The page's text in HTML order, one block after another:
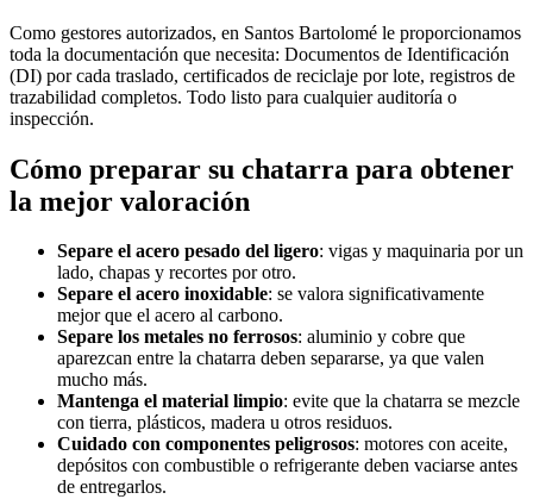
Como gestores autorizados, en Santos Bartolomé le proporcionamos
toda la documentación que necesita: Documentos de Identificación
(DI) por cada traslado, certificados de reciclaje por lote, registros de
trazabilidad completos. Todo listo para cualquier auditoría o
inspección.
Cómo preparar su chatarra para obtener
la mejor valoración
Separe el acero pesado del ligero: vigas y maquinaria por un
lado, chapas y recortes por otro.
Separe el acero inoxidable: se valora significativamente
mejor que el acero al carbono.
Separe los metales no ferrosos: aluminio y cobre que
aparezcan entre la chatarra deben separarse, ya que valen
mucho más.
Mantenga el material limpio: evite que la chatarra se mezcle
con tierra, plásticos, madera u otros residuos.
Cuidado con componentes peligrosos: motores con aceite,
depósitos con combustible o refrigerante deben vaciarse antes
de entregarlos.